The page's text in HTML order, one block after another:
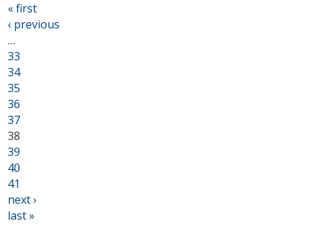
« first
‹ previous
…
33
34
35
36
37
38
39
40
41
next ›
last »